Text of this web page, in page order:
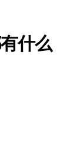
什么